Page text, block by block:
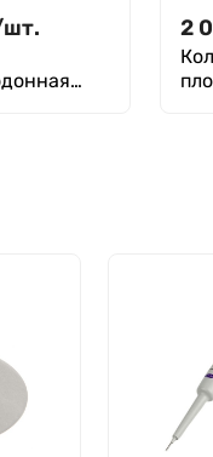
шт. 2